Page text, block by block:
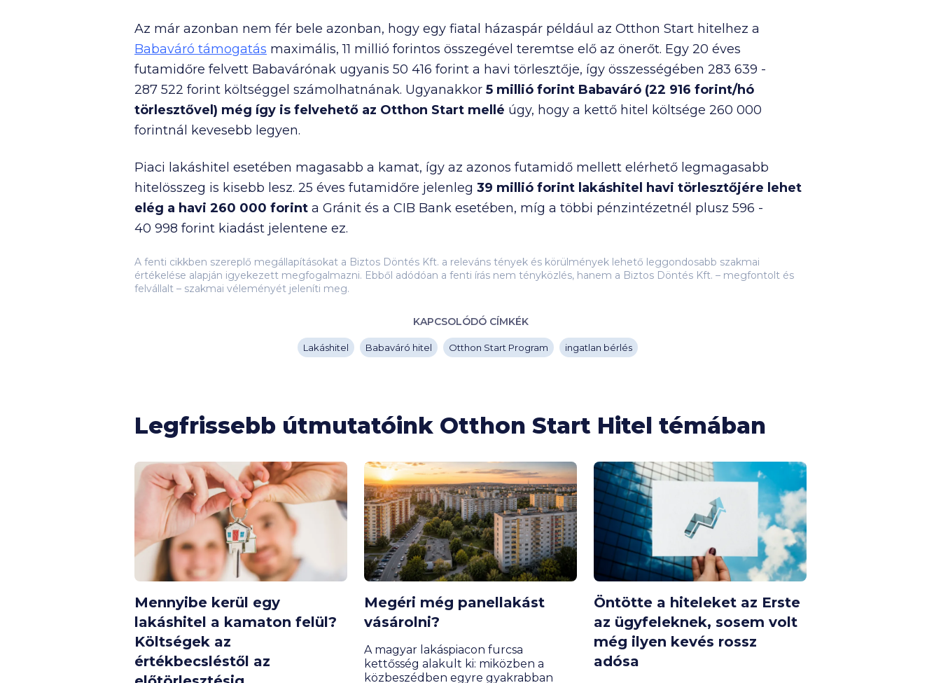
Az már azonban nem fér bele azonban, hogy egy fiatal házaspár például az Otthon Start hitelhez a
Babaváró támogatás maximális,11 millió forintos összegével teremtse elő az önerőt. Egy 20 éves
futamidőre felvett Babavárónak ugyanis 50 416 forint a havi törlesztője, így összességében 283 639 -
287 522 forint költséggel számolhatnának. Ugyanakkor 5 millió forint Babaváró (22 916 forint/hó
törlesztővel) még így is felvehető az Otthon Start mellé úgy, hogy a kettő hitel költsége 260 000
forintnál kevesebb legyen.
Piaci lakáshitel esetében magasabb a kamat, így az azonos futamidő mellett elérhető legmagasabb
hitelösszeg is kisebb lesz. 25 éves futamidőre jelenleg 39 millió forint lakáshitel havi törlesztőjére lehet
elég a havi 260 000 forint a Gránit és a CIB Bank esetében, míg a többi pénzintézetnél plusz 596 -
40 998 forint kiadást jelentene ez.
A fenti cikkben szereplő megállapításokat a Biztos Döntés Kft. a releváns tények és körülmények lehető leggondosabb szakmai
értékelése alapján igyekezett megfogalmazni. Ebből adódóan a fenti írás nem tényközlés, hanem a Biztos Döntés Kft. – megfontolt és
felvállalt – szakmai véleményét jeleníti meg.
KAPCSOLÓDÓ CÍMKÉK
Lakáshitel Babaváró hitel Otthon Start Program ingatlan bérlés
Legfrissebb útmutatóink Otthon Start Hitel témában
Mennyibe kerül egy
lakáshitel a kamaton felül?
Költségek az
értékbecsléstől az
Megéri még panellakást
vásárolni?
A magyar lakáspiacon furcsa
kettősség alakult ki: miközben a
közbeszédben egyre gyakrabban
Öntötte a hiteleket az Erste
az ügyfeleknek, sosem volt
még ilyen kevés rossz
adósa